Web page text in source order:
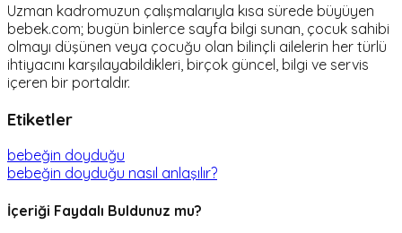
Uzman kadromuzun çalışmalarıyla kısa sürede büyüyen
bebek.com; bugün binlerce sayfa bilgi sunan, çocuk sahibi
olmayı düşünen veya çocuğu olan bilinçli ailelerin her türlü
ihtiyacını karşılayabildikleri, birçok güncel, bilgi ve servis
içeren bir portaldır.
Etiketler
bebeğin doyduğu
bebeğin doyduğu nasıl anlaşılır?
İçeriği Faydalı Buldunuz mu?